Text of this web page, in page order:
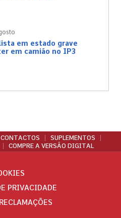
em estado grave
em camião no IP3
CONTACTOS
SUPLEMENTOS
COMPRE A VERSÃO DIGITAL
PRIVACIDADE